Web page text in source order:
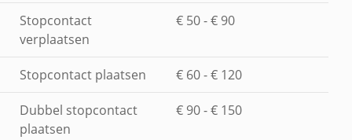
Stopcontact
verplaatsen
€ 50 - € 90
Stopcontact plaatsen € 60 - € 120
Dubbel stopcontact
plaatsen
€ 90 - € 150